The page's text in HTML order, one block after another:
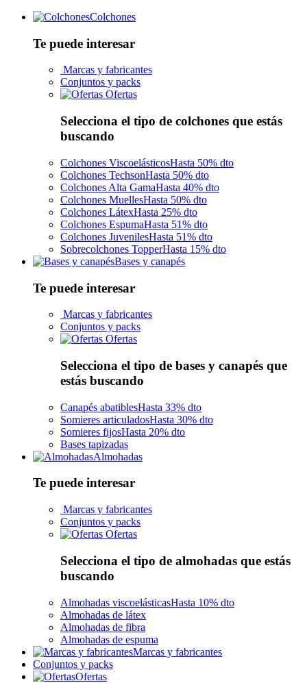
Colchones
Te puede interesar
Marcas y fabricantes
Conjuntos y packs
Ofertas
Selecciona el tipo de colchones que estás
buscando
Colchones ViscoelásticosHasta 50% dto
Colchones TechsonHasta 50% dto
Colchones Alta GamaHasta 40% dto
Colchones MuellesHasta 50% dto
Colchones LátexHasta 25% dto
Colchones EspumaHasta 51% dto
Colchones JuvenilesHasta 51% dto
Sobrecolchones TopperHasta 15% dto
Bases y canapés
Te puede interesar
Marcas y fabricantes
Conjuntos y packs
Ofertas
Selecciona el tipo de bases y canapés que
estás buscando
Canapés abatiblesHasta 33% dto
Somieres articuladosHasta 30% dto
Somieres fijosHasta 20% dto
Bases tapizadas
Almohadas
Te puede interesar
Marcas y fabricantes
Conjuntos y packs
Ofertas
Selecciona el tipo de almohadas que estás
buscando
Almohadas viscoelásticasHasta 10% dto
Almohadas de látex
Almohadas de fibra
Almohadas de espuma
Marcas y fabricantes
Conjuntos y packs
Ofertas